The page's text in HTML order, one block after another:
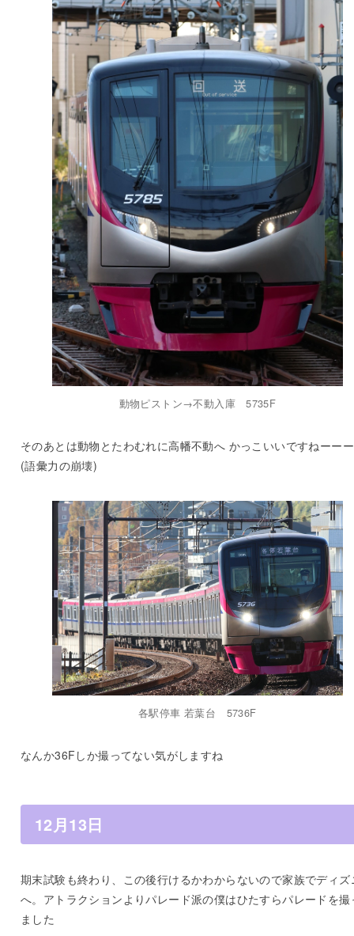
動物ピストン→不動入庫 5735F
そのあとは動物とたわむれに高幡不動へ かっこいいですねーー
(語彙力の崩壊)
各駅停車 若葉台 5736F
なんか36Fしか撮ってない気がしますね
12月13日
期末試験も終わり、この後行けるかわからないので家族でディズ
へ。アトラクションよりパレード派の僕はひたすらパレードを撮
ました